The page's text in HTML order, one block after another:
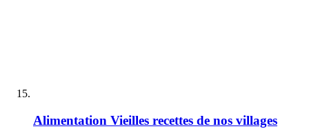
Alimentation Vieilles recettes de nos villages